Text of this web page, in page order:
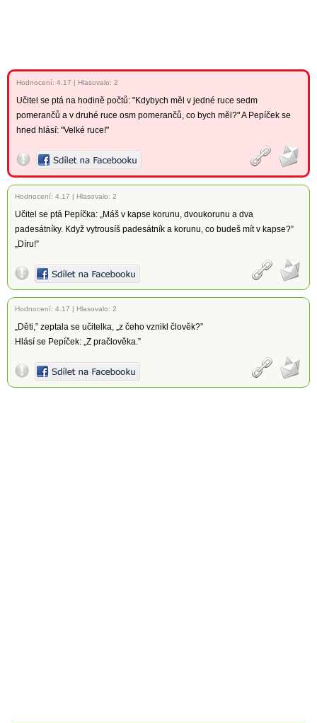
Hodnocení: 4.17 | Hlasovalo: 2
Učitel se ptá na hodině počtů: "Kdybych měl v jedné ruce sedm
pomerančů a v druhé ruce osm pomerančů, co bych měl?" A Pepíček se
hned hlásí: "Velké ruce!"
Hodnocení: 4.17 | Hlasovalo: 2
Učitel se ptá Pepíčka: „Máš v kapse korunu, dvoukorunu a dva
padesátníky. Když vytrousíš padesátník a korunu, co budeš mít v kapse?”
„Díru!”
Hodnocení: 4.17 | Hlasovalo: 2
„Děti,” zeptala se učitelka, „z čeho vznikl člověk?”
Hlásí se Pepíček: „Z pračlověka.”